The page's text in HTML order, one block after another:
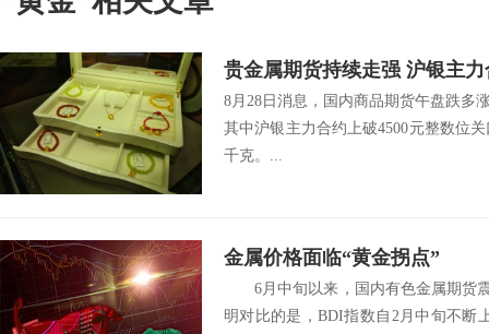
贵金属期货持续走强 沪银主
8月28日消息，国内商品期货午盘跌多
其中沪银主力合约上破4500元整数位
千克。...
金属价格面临“黄金拐点”
6月中旬以来，国内有色金属期货震
明对比的是，BDI指数自2月中旬不断